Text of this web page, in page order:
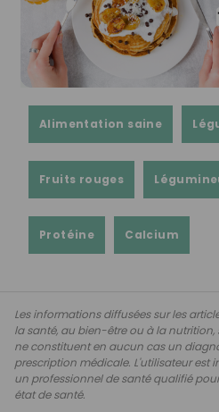
Alimentation saine
Fruits rouges
Protéine Calcium
Les informations diffusées sur les
la santé, au bien-être ou à la
ne constituent en aucun cas un
prescription médicale. L'utilisateur est
un professionnel de santé qualifié
état de santé.